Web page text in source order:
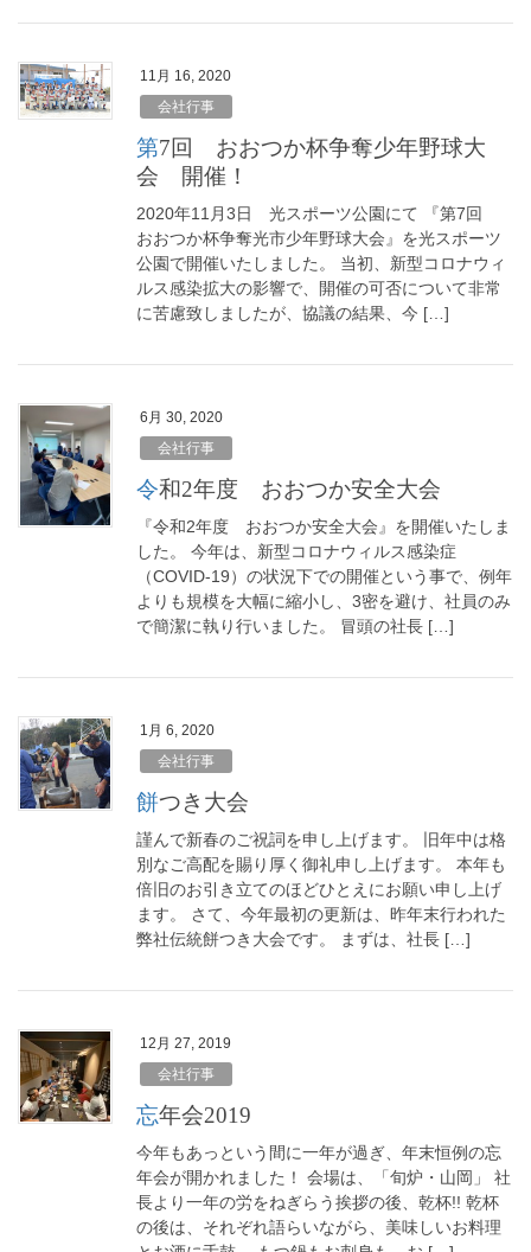
11月 16, 2020
会社行事
第7回 おおつか杯争奪少年野球大
会 開催！
2020年11月3日 光スポーツ公園にて 『第7回
おおつか杯争奪光市少年野球大会』を光スポーツ
公園で開催いたしました。 当初、新型コロナウィ
ルス感染拡大の影響で、開催の可否について非常
に苦慮致しましたが、協議の結果、今 […]
6月 30, 2020
会社行事
令和2年度 おおつか安全大会
『令和2年度 おおつか安全大会』を開催いたしま
した。 今年は、新型コロナウィルス感染症
（COVID-19）の状況下での開催という事で、例年
よりも規模を大幅に縮小し、3密を避け、社員のみ
で簡潔に執り行いました。 冒頭の社長 […]
1月 6, 2020
会社行事
餅つき大会
謹んで新春のご祝詞を申し上げます。 旧年中は格
別なご高配を賜り厚く御礼申し上げます。 本年も
倍旧のお引き立てのほどひとえにお願い申し上げ
ます。 さて、今年最初の更新は、昨年末行われた
弊社伝統餅つき大会です。 まずは、社長 […]
12月 27, 2019
会社行事
忘年会2019
今年もあっという間に一年が過ぎ、年末恒例の忘
年会が開かれました！ 会場は、「旬炉・山岡」 社
長より一年の労をねぎらう挨拶の後、乾杯!! 乾杯
の後は、それぞれ語らいながら、美味しいお料理